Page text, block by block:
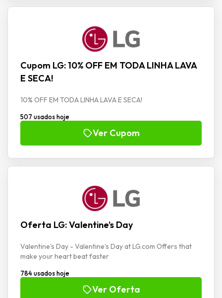
Cupom LG: 10% OFF EM TODA LINHA LAVA
E SECA!
10% OFF EM TODA LINHA LAVA E SECA!
507 usados hoje
Ver Cupom
Oferta LG: Valentine’s Day
Valentine's Day - Valentine's Day at LG.com Offers that
make your heart beat faster
784 usados hoje
Ver Oferta